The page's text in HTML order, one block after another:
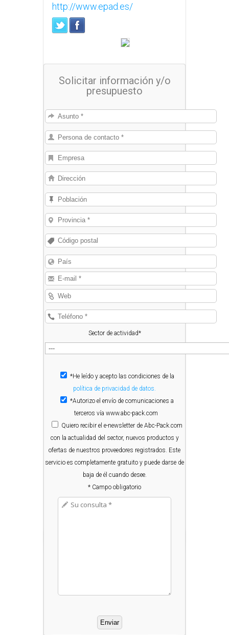
http://www.epad.es/
Solicitar información y/o
presupuesto
Sector de actividad*
*He leído y acepto las condiciones de la
política de privacidad de datos.
*Autorizo el envío de comunicaciones a
terceros vía www.abc-pack.com
Quiero recibir el e-newsletter de Abc-Pack.com
con la actualidad del sector, nuevos productos y
ofertas de nuestros proveedores registrados. Este
servicio es completamente gratuito y puede darse de
baja de él cuando desee.
* Campo obligatorio